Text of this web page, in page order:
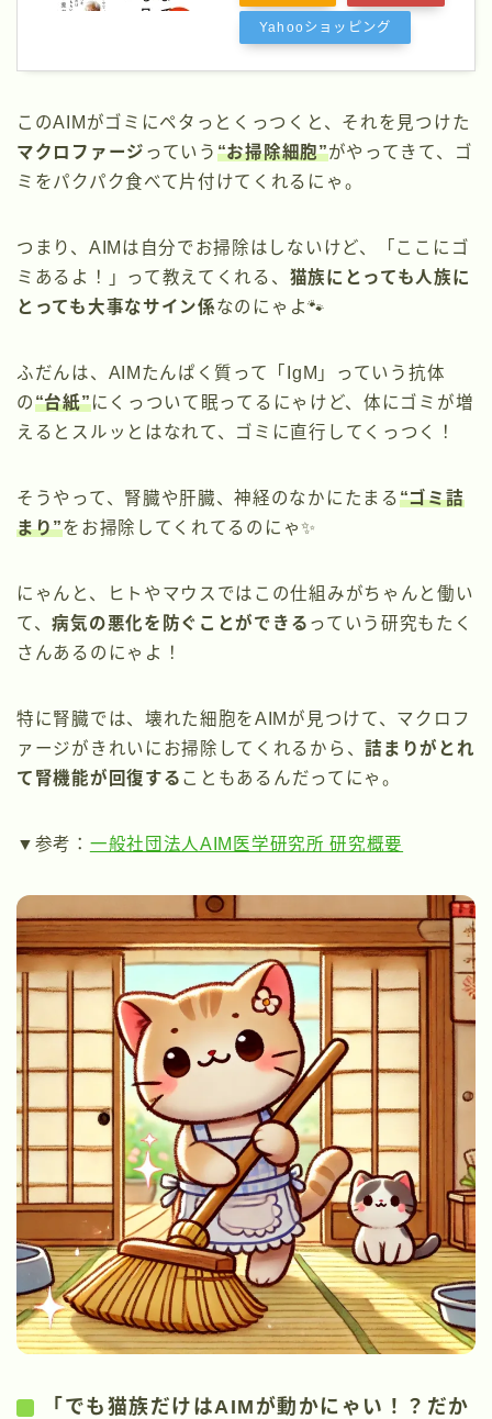
Yahooショッピング
このAIMがゴミにペタっとくっつくと、それを見つけた
マクロファージ っていう “お掃除細胞”がやってきて、ゴ
ミをパクパク食べて片付けてくれるにゃ。
つまり、AIMは自分でお掃除はしないけど、「ここにゴ
ミあるよ！」って教えてくれる、 猫族にとっても人族に
とっても大事なサイン係なのにゃよ🐾
ふだんは、AIMたんぱく質って「IgM」っていう抗体
の“台紙”にくっついて眠ってるにゃけど、体にゴミが増
えるとスルッとはなれて、ゴミに直行してくっつく！
そうやって、腎臓や肝臓、神経のなかにたまる“ゴミ詰
まり”をお掃除してくれてるのにゃ✨
にゃんと、ヒトやマウスではこの仕組みがちゃんと働い
て、病気の悪化を防ぐことができる っていう研究もたく
さんあるのにゃよ！
特に腎臓では、壊れた細胞をAIMが見つけて、マクロフ
ァージがきれいにお掃除してくれるから、詰まりがとれ
て腎機能が回復する こともあるんだってにゃ。
▼参考： 一般社団法人AIM医学研究所 研究概要
「でも猫族だけはAIMが動かにゃい！？だか